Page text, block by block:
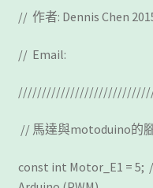
// 作者: Dennis Chen
// Email:
// 馬達與motoduino的
const int Motor_E1 = 5;